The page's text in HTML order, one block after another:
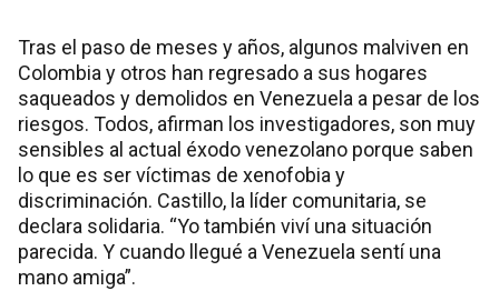
Tras el paso de meses y años, algunos malviven en
Colombia y otros han regresado a sus hogares
saqueados y demolidos en Venezuela a pesar de los
riesgos. Todos, afirman los investigadores, son muy
sensibles al actual éxodo venezolano porque saben
lo que es ser víctimas de xenofobia y
discriminación. Castillo, la líder comunitaria, se
declara solidaria. “Yo también viví una situación
parecida. Y cuando llegué a Venezuela sentí una
mano amiga”.